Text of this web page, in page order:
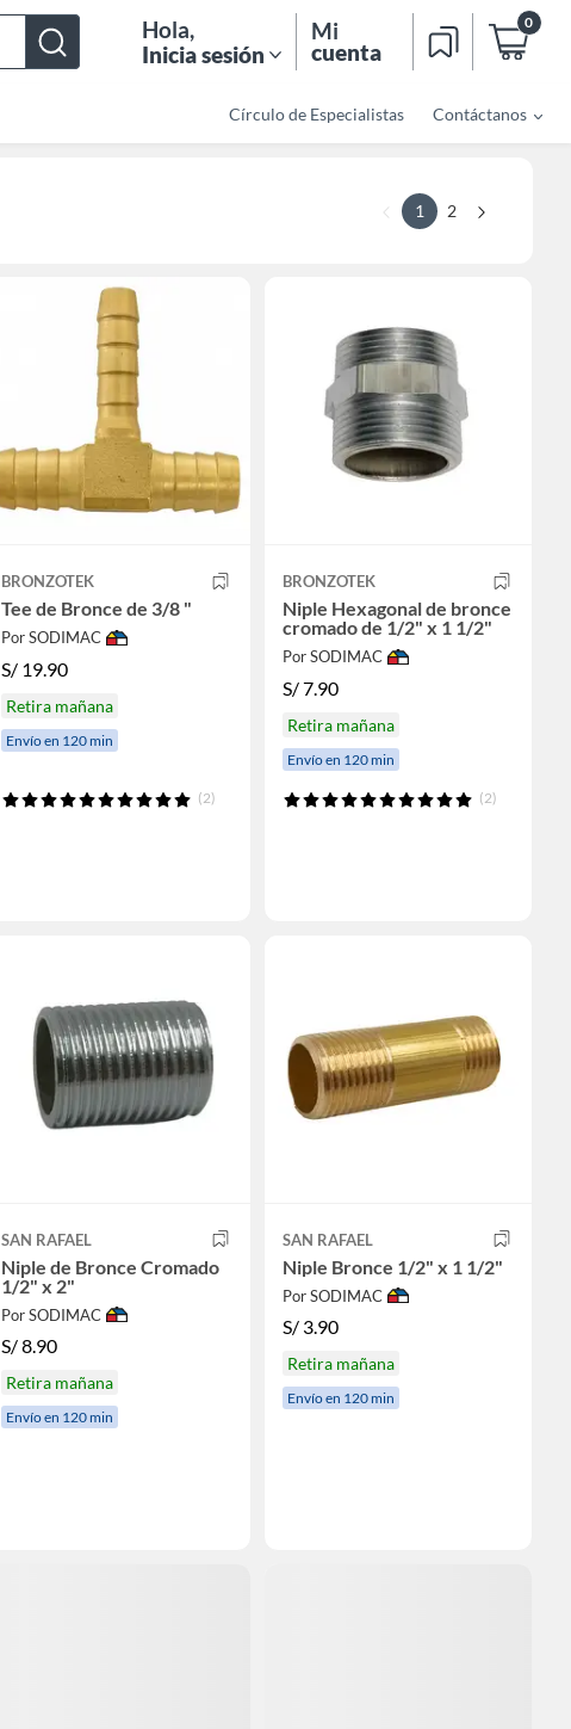
Hola,
Inicia sesión
Mi
cuenta
0
Círculo de Especialistas Contáctanos
1 2
BRONZOTEK
Tee de Bronce de 3/8 "
Por SODIMAC
S/ 19.90
Retira mañana
Envío en 120 min
(2)
BRONZOTEK
Niple Hexagonal de bronce
cromado de 1/2" x 1 1/2"
Por SODIMAC
S/7.90
Retira mañana
Envío en 120 min
(2)
SAN RAFAEL
Niple de Bronce Cromado
1/2" x 2"
Por SODIMAC
S/8.90
Retira mañana
Envío en 120 min
SAN RAFAEL
Niple Bronce 1/2" x 1 1/2"
Por SODIMAC
S/ 3.90
Retira mañana
Envío en 120 min